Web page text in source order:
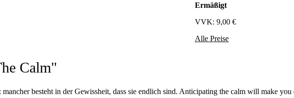
Ermäßigt
VVK: 9,00 €
Alle Preise
Calm"
besteht in der Gewissheit, dass sie endlich sind. Anticipating the calm will make